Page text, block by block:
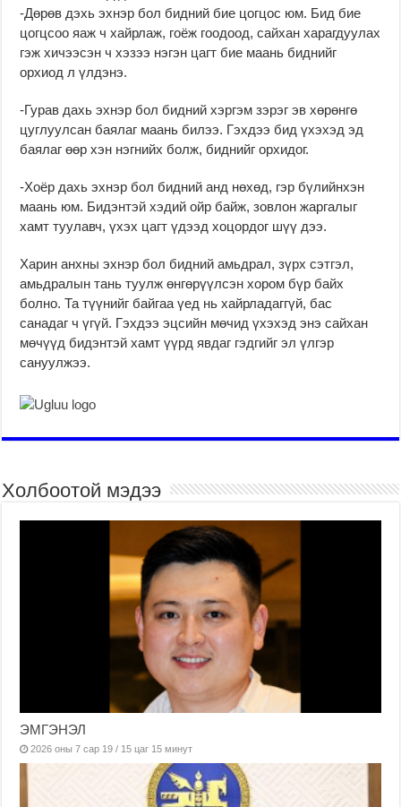
-Дөрөв дэхь эхнэр бол бидний бие цогцос юм. Бид бие
цогцсоо яаж ч хайрлаж, гоёж гоодоод, сайхан харагдуулах
гэж хичээсэн ч хэзээ нэгэн цагт бие маань биднийг
орхиод л үлдэнэ.
-Гурав дахь эхнэр бол бидний хэргэм зэрэг эв хөрөнгө
цуглуулсан баялаг маань билээ. Гэхдээ бид үхэхэд эд
баялаг өөр хэн нэгнийх болж, биднийг орхидог.
-Хоёр дахь эхнэр бол бидний анд нөхөд, гэр бүлийнхэн
маань юм. Бидэнтэй хэдий ойр байж, зовлон жаргалыг
хамт туулавч, үхэх цагт үдээд хоцордог шүү дээ.
Харин анхны эхнэр бол бидний амьдрал, зүрх сэтгэл,
амьдралын тань туулж өнгөрүүлсэн хором бүр байх
болно. Та түүнийг байгаа үед нь хайрладаггүй, бас
санадаг ч үгүй. Гэхдээ эцсийн мөчид үхэхэд энэ сайхан
мөчүүд бидэнтэй хамт үүрд явдаг гэдгийг эл үлгэр
сануулжээ.
Холбоотой мэдээ
ЭМГЭНЭЛ
2026 оны 7 сар 19 / 15 цаг 15 минут